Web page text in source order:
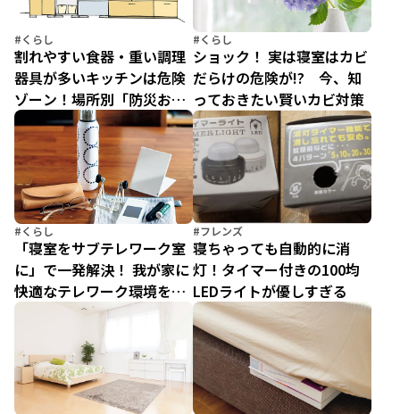
#くらし
割れやすい食器・重い調理
器具が多いキッチンは危険
ゾーン！場所別「防災お片
付け」で家の中をすっきり
安全に
#くらし
ショック！ 実は寝室はカビ
だらけの危険が!? 今、知
っておきたい賢いカビ対策
#くらし
「寝室をサブテレワーク室
に」で一発解決！ 我が家に
快適なテレワーク環境をつ
くる方法(2)【寝室・子ども
#フレンズ
寝ちゃっても自動的に消
灯！タイマー付きの100均
LEDライトが優しすぎる